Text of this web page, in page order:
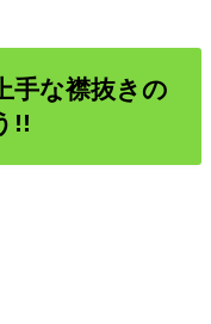
手な襟抜きの
!!